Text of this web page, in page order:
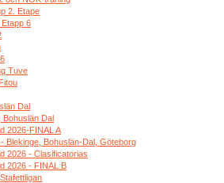
2. Etape
6
Tuve
Dal
Bohuslän Dal
2026-FINAL A
Blekinge, Bohuslän-Dal, Göteborg
2026 - Clasificatorias
2026 - FINAL B